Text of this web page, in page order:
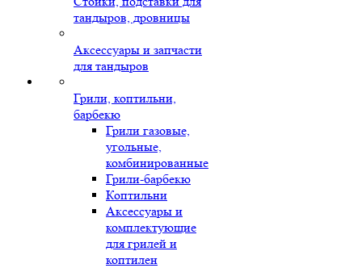
тандыров, дровницы
Аксессуары и запчасти
для тандыров
Грили, коптильни,
барбекю
Грили газовые,
угольные,
комбинированные
Грили-барбекю
Коптильни
Аксессуары и
комплектующие
для грилей и
коптилен